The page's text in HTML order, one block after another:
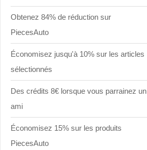
Obtenez 84% de réduction sur
PiecesAuto
Économisez jusqu'à 10% sur les articles
sélectionnés
Des crédits 8€ lorsque vous parrainez un
ami
Économisez 15% sur les produits
PiecesAuto